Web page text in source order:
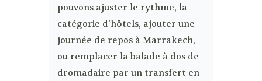
pouvons ajuster le rythme, la
catégorie d’hôtels, ajouter une
journée de repos à Marrakech,
ou remplacer la balade à dos de
dromadaire par un transfert en